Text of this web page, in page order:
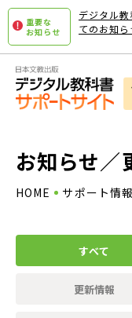
重要な
お知らせ
デジタル
てのお知ら
商品紹介
体験版
お問い合わせ
お知らせ／
HOME サポート情報
すべて
更新情報